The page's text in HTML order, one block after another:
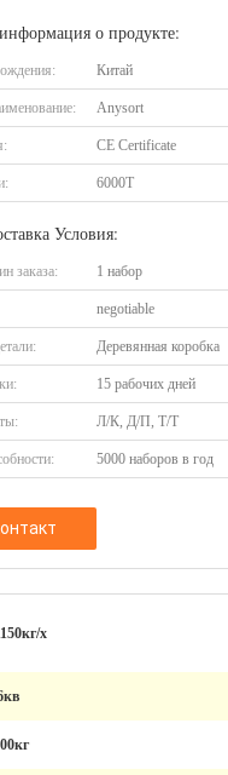
о продукте:
Китай
Anysort
CE Certificate
6000Т
Условия:
заказа: 1 набор
negotiable
Деревянная коробка
15 рабочих дней
Л/К, Д/П, Т/Т
5000 наборов в год
х